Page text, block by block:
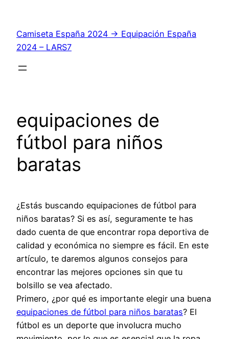
contenido
Camiseta España 2024 → Equipación España
2024 – LARS7
equipaciones de
fútbol para niños
baratas
¿Estás buscando equipaciones de fútbol para
niños baratas? Si es así, seguramente te has
dado cuenta de que encontrar ropa deportiva de
calidad y económica no siempre es fácil. En este
artículo, te daremos algunos consejos para
encontrar las mejores opciones sin que tu
bolsillo se vea afectado.
Primero, ¿por qué es importante elegir una buena
equipaciones de fútbol para niños baratas? El
fútbol es un deporte que involucra mucho